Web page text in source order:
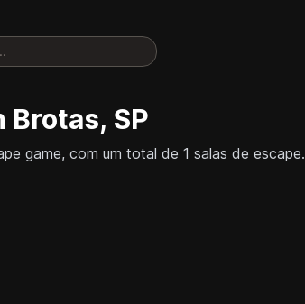
Brotas, SP
game, com um total de 1 salas de escape.